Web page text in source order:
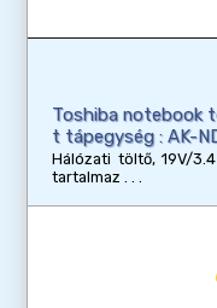
Toshiba notebook
t tápegység : AK-
Hálózati töltő, 19V/
tartalmaz